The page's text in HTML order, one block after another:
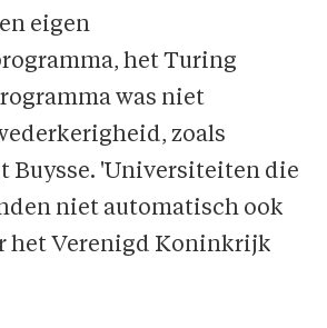
eigen
het Turing
was niet
zoals
Buysse. 'Universiteiten die
niet automatisch ook
het Verenigd Koninkrijk